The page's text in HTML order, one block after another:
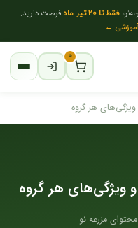
فقط تا 20 تیر ماه
فرصت دارید.
←
۰
ویژگی‌های هر گروه
و ویژگی‌های هر گروه
مزرعه نو